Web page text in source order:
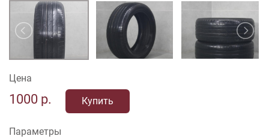
Цена
1000 р. Купить
Параметры